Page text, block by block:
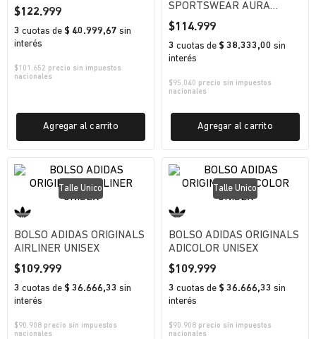
$122.999
3 cuotas de $ 40.999,67 sin
interés
$101.652 precio sin impuestos
nacionales
Agregar al carrito
SPORTSWEAR AURA
CRESCENT MUJER
$114.999
3 cuotas de $ 38.333,00 sin
interés
$95.040 precio sin impuestos
nacionales
Agregar al carrito
Talle Unico
BOLSO ADIDAS ORIGINALS
AIRLINER UNISEX
$109.999
3 cuotas de $ 36.666,33 sin
interés
$90.908 precio sin impuestos
nacionales
Talle Unico
BOLSO ADIDAS ORIGINALS
ADICOLOR UNISEX
$109.999
3 cuotas de $ 36.666,33 sin
interés
$90.908 precio sin impuestos
nacionales